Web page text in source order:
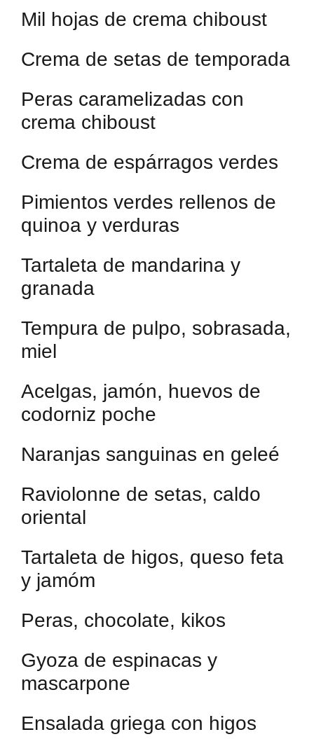
Mil hojas de crema chiboust
Crema de setas de temporada
Peras caramelizadas con
crema chiboust
Crema de espárragos verdes
Pimientos verdes rellenos de
quinoa y verduras
Tartaleta de mandarina y
granada
Tempura de pulpo, sobrasada,
miel
Acelgas, jamón, huevos de
codorniz poche
Naranjas sanguinas en geleé
Raviolonne de setas, caldo
oriental
Tartaleta de higos, queso feta
y jamóm
Peras, chocolate, kikos
Gyoza de espinacas y
mascarpone
Ensalada griega con higos